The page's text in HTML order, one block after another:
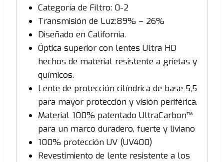
Categoría de Filtro: 0-2
Transmisión de Luz:89% – 26%
Diseñado en California.
Óptica superior con lentes Ultra HD
hechos de material resistente a grietas y
químicos.
Lente de protección cilíndrica de base 5,5
para mayor protección y visión periférica.
Material 100% patentado UltraCarbon™
para un marco duradero, fuerte y liviano
100% protección UV (UV400)
Revestimiento de lente resistente a los